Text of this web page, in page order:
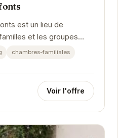
est un lieu de
et les groupes
un large éventail...
chambres-familiales
Voir l'offre